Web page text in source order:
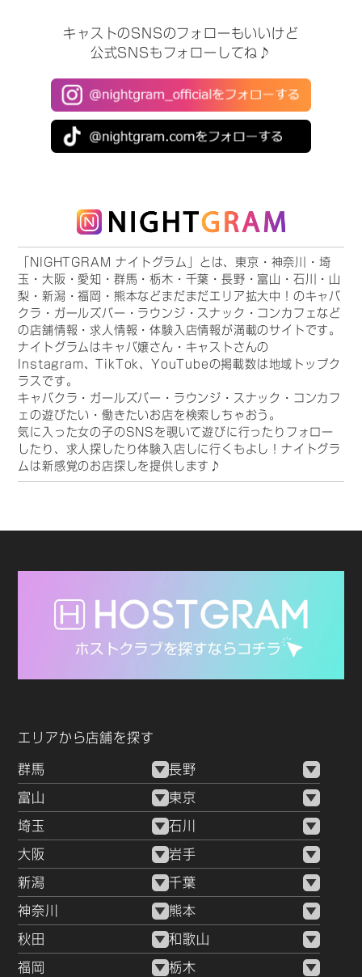
キャストのSNSのフォローもいいけど
公式SNSもフォローしてね♪
「NIGHTGRAM ナイトグラム」とは、東京・神奈川・埼
玉・大阪・愛知・群馬・栃木・千葉・長野・富山・石川・山
梨・新潟・福岡・熊本などまだまだエリア拡大中！のキャバ
クラ・ガールズバー・ラウンジ・スナック・コンカフェなど
の店舗情報・求人情報・体験入店情報が満載のサイトです。
ナイトグラムはキャバ嬢さん・キャストさんの
Instagram、TikTok、YouTubeの掲載数は地域トップク
ラスです。
キャバクラ・ガールズバー・ラウンジ・スナック・コンカフ
ェの遊びたい・働きたいお店を検索しちゃおう。
気に入った女の子のSNSを覗いて遊びに行ったりフォロー
したり、求人探したり体験入店しに行くもよし！ナイトグラ
ムは新感覚のお店探しを提供します♪
エリアから店舗を探す
群馬 長野
富山 東京
埼玉 石川
大阪 岩手
新潟 千葉
神奈川 熊本
秋田 和歌山
福岡 栃木